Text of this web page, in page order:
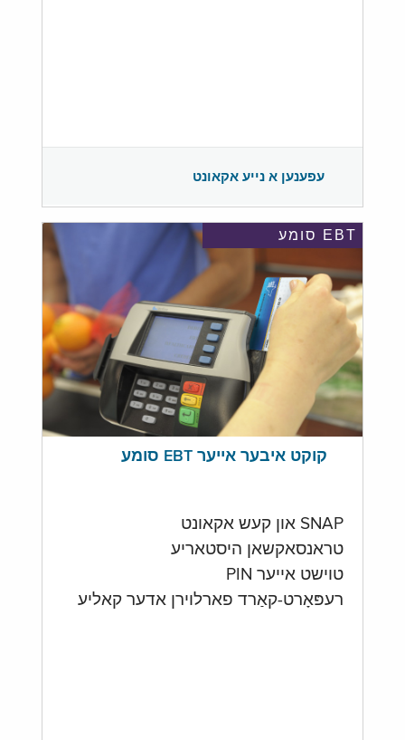
עפענען א נייע אקאונט
EBT סומע
קוקט איבער אייער EBT סומע
SNAP און קעש אקאונט
טראנסאקשאן היסטאריע
טוישט אייער PIN
רעפּאָרט-קאַרד פארלוירן אדער קאליע